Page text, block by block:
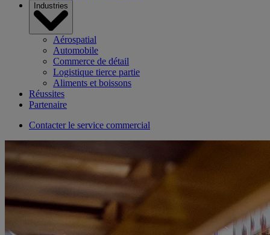
Industries
Aérospatial
Automobile
Commerce de détail
Logistique tierce partie
Aliments et boissons
Réussites
Partenaire
Contacter le service commercial